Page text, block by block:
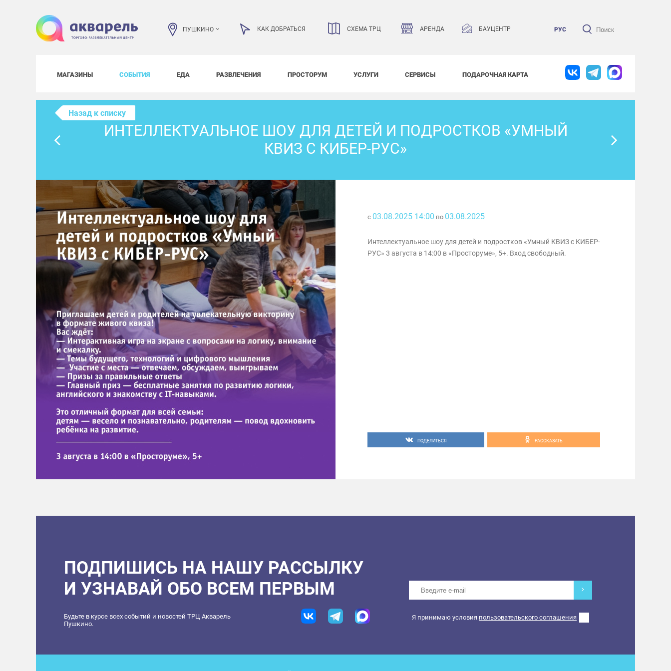
ПУШКИНО КАК ДОБРАТЬСЯ СХЕМА ТРЦ АРЕНДА БАУЦЕНТР РУС
МАГАЗИНЫ СОБЫТИЯ ЕДА РАЗВЛЕЧЕНИЯ ПРОСТОРУМ УСЛУГИ СЕРВИСЫ ПОДАРОЧНАЯ КАРТА
Назад к списку
ИНТЕЛЛЕКТУАЛЬНОЕ ШОУ ДЛЯ ДЕТЕЙ И ПОДРОСТКОВ «УМНЫЙ
КВИЗ С КИБЕР-РУС»
с 03.08.2025 14:00 по 03.08.2025
Интеллектуальное шоу для детей и подростков «Умный КВИЗ с КИБЕР-
РУС» 3 августа в 14:00 в «Просторуме», 5+. Вход свободный.
ПОДЕЛИТЬСЯ РАССКАЗАТЬ
ПОДПИШИСЬ НА НАШУ РАССЫЛКУ
И УЗНАВАЙ ОБО ВСЕМ ПЕРВЫМ
Будьте в курсе всех событий и новостей ТРЦ Акварель
Пушкино.
Я принимаю условия пользовательского соглашения